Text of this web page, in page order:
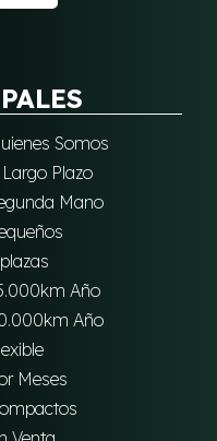
Somos
Plazo
Mano
Año
Año
Meses